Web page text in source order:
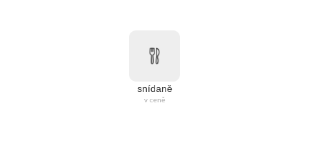
snídaně
v ceně